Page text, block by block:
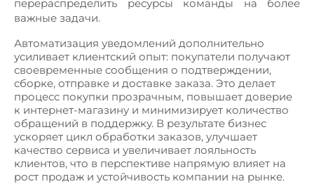
перераспределить ресурсы команды на более
важные задачи.
Автоматизация уведомлений дополнительно
усиливает клиентский опыт: покупатели получают
своевременные сообщения о подтверждении,
сборке, отправке и доставке заказа. Это делает
процесс покупки прозрачным, повышает доверие
к интернет-магазину и минимизирует количество
обращений в поддержку. В результате бизнес
ускоряет цикл обработки заказов, улучшает
качество сервиса и увеличивает лояльность
клиентов, что в перспективе напрямую влияет на
рост продаж и устойчивость компании на рынке.